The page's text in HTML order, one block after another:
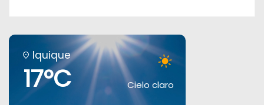
Iquique
17°C Cielo claro